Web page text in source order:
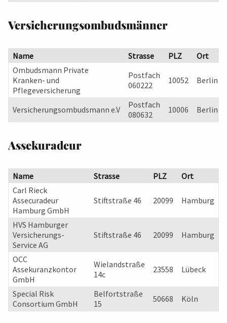
Versicherungsombudsmänner
Name Strasse PLZ
Ort
Ombudsmann Private
Kranken- und
Pflegeversicherung
Postfach
060222
10052 Berlin
Versicherungsombudsmann e.V
Postfach
080632
10006 Berlin
Assekuradeur
Name Strasse PLZ
Ort
Carl Rieck
Assecuradeur
Hamburg GmbH
Stiftstraße 46 20099 Hamburg
HVS Hamburger
Versicherungs-
Service AG
Stiftstraße 46 20099 Hamburg
OCC
Assekuranzkontor
GmbH
Wielandstraße
14c
23558 Lübeck
Special Risk
Consortium GmbH
Belfortstraße
15
50668 Köln